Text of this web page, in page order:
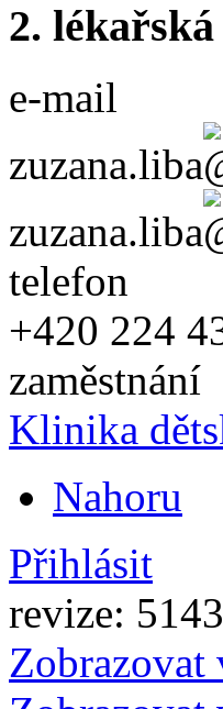
2.
e-mail
zuzana.liba
zuzana.liba
telefon
+420 224
zaměstnání
Klinika
Nahoru
Přihlásit
revize:
Zobrazovat